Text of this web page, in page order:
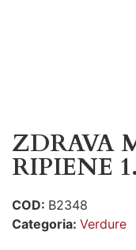
ZDRAVA
RIPIENE
COD: B2348
Categoria: Verdure